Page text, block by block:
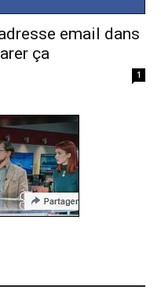
email dans
ça
1